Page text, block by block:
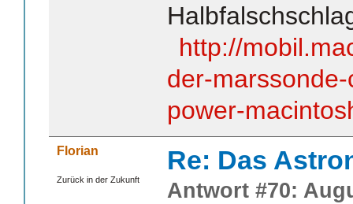
http://
der-
power-
Florian
Zurück in der Zukunft
Re: Das
Antwort #70: